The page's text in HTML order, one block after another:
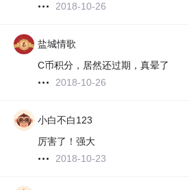
2018-10-26
盐城情歌
C币积分，居然还过期，真晕了
2018-10-26
小白不白123
厉害了！强大
2018-10-23